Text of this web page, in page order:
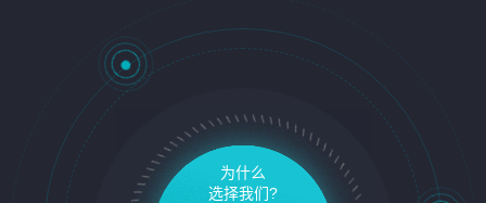
为什么
选择我们?